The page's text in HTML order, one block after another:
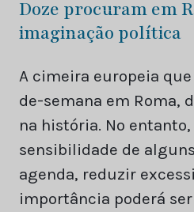
Doze procuram em
imaginação política
A cimeira europeia
de-semana em Roma,
na história. No
sensibilidade de
agenda, reduzir
importância poderá